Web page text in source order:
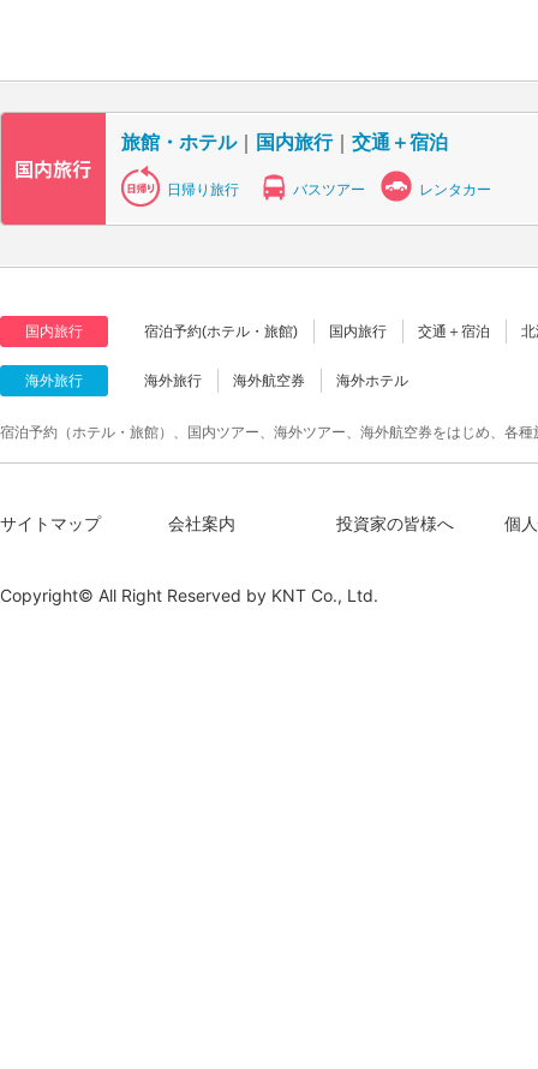
旅館・ホテル｜ 国内旅行｜ 交通＋宿泊
日帰り旅行 バスツアー レンタカー
国内旅行 宿泊予約(ホテル・旅館) 国内旅行 交通＋宿泊
海外旅行 海外旅行 海外航空券 海外ホテル
宿泊予約（ホテル・旅館）、国内ツアー、海外ツアー、海外航空券をはじめ、各
サイトマップ 会社案内 投資家の皆様へ 個
Copyright© All Right Reserved by KNT Co., Ltd.